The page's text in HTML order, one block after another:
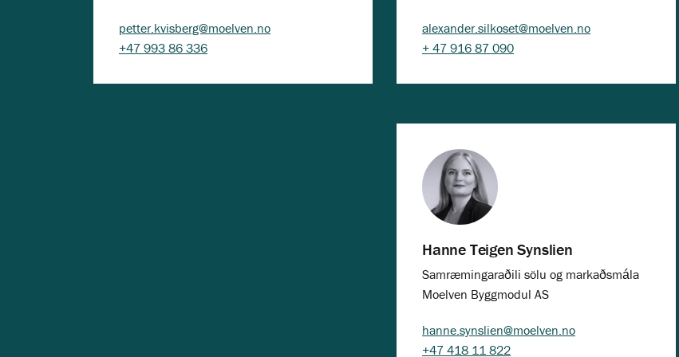
petter.kvisberg@moelven.no
+47 993 86 336
alexander.silkoset@moelven.no
+ 47 916 87 090
Hanne Teigen Synslien
Samræmingaraðili sölu og markaðsmála
Moelven Byggmodul AS
hanne.synslien@moelven.no
+47 418 11 822